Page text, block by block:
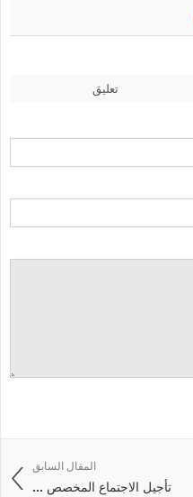
تعليق
المقال السابق
تأجيل الاجتماع المخصص ...